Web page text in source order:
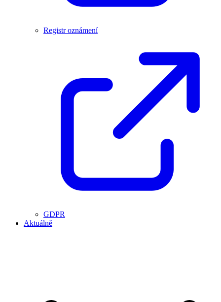
Registr oznámení
GDPR
Aktuálně